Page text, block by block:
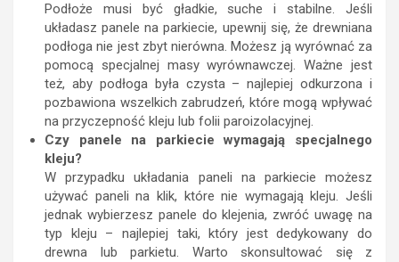
Podłoże musi być gładkie, suche i stabilne. Jeśli
układasz panele na parkiecie, upewnij się, że drewniana
podłoga nie jest zbyt nierówna. Możesz ją wyrównać za
pomocą specjalnej masy wyrównawczej. Ważne jest
też, aby podłoga była czysta – najlepiej odkurzona i
pozbawiona wszelkich zabrudzeń, które mogą wpływać
na przyczepność kleju lub folii paroizolacyjnej.
Czy panele na parkiecie wymagają specjalnego
kleju?
W przypadku układania paneli na parkiecie możesz
używać paneli na klik, które nie wymagają kleju. Jeśli
jednak wybierzesz panele do klejenia, zwróć uwagę na
typ kleju – najlepiej taki, który jest dedykowany do
drewna lub parkietu. Warto skonsultować się z